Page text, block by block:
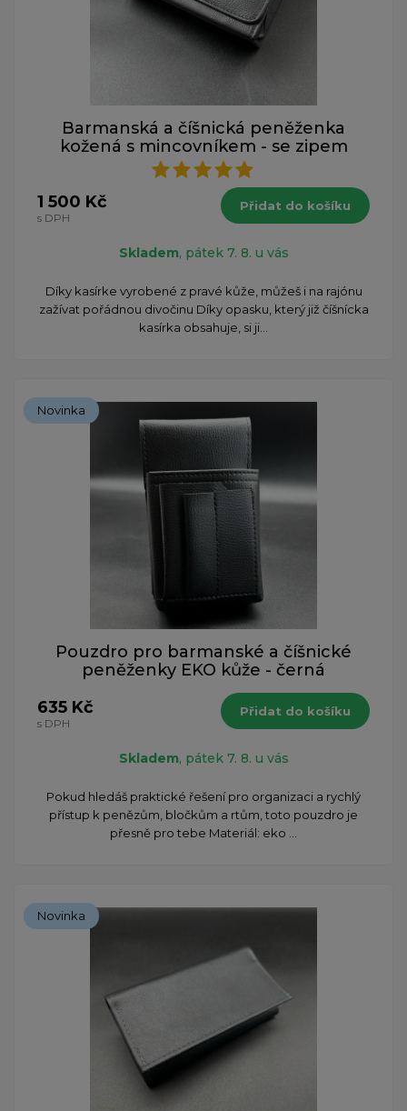
Barmanská a číšnická peněženka
kožená s mincovníkem - se zipem
1 500 Kč
s DPH
Přidat do košíku
Skladem, pátek 7. 8. u vás
Díky kasírke vyrobené z pravé kůže, můžeš i na rajónu
zažívat pořádnou divočinu Díky opasku, který již číšnícka
kasírka obsahuje, si ji...
Novinka
Pouzdro pro barmanské a číšnické
peněženky EKO kůže - černá
635 Kč
s DPH
Přidat do košíku
Skladem, pátek 7. 8. u vás
Pokud hledáš praktické řešení pro organizaci a rychlý
přístup k penězům, bločkům a rtům, toto pouzdro je
přesně pro tebe Materiál: eko ...
Novinka